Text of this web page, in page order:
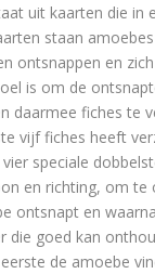
uit kaarten die in
staan
ontsnappen en
is om de
daarmee fiches te
vijf fiches heeft
speciale
en richting, om te
ontsnapt en
die goed kan
de amoebe